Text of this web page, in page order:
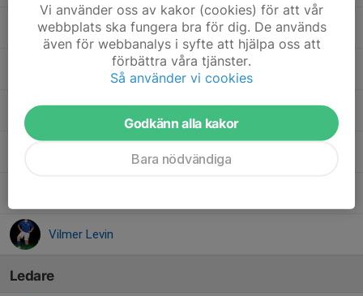
Noah Storm
Olivier Buczynski
Oliwer Wahlbeck
Vilmer Levin
Ledare
Vi använder oss av kakor (cookies) för att vår
webbplats ska fungera bra för dig. De används
även för webbanalys i syfte att hjälpa oss att
förbättra våra tjänster.
Så använder vi cookies
Godkänn alla kakor
Bara nödvändiga